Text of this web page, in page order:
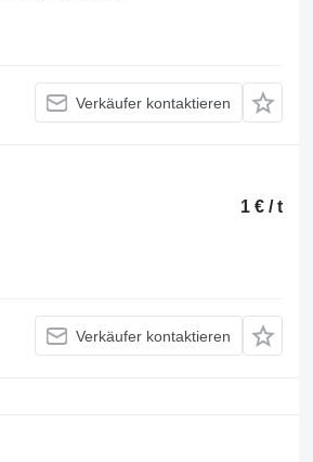
Verkäufer kontaktieren
1 € / t
Verkäufer kontaktieren